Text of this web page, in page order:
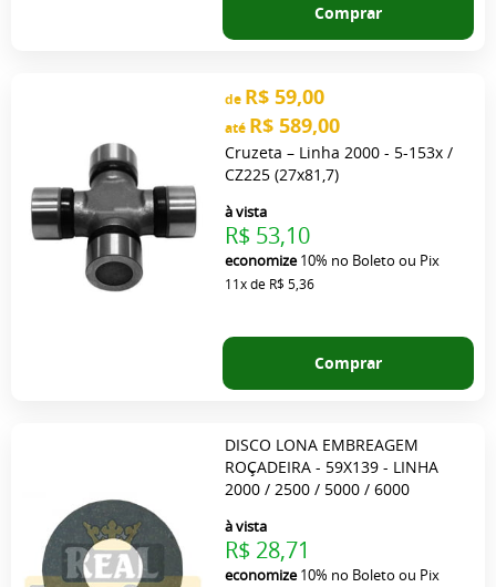
Comprar
Cruzeta – Linha 2000 - 5-153x /
CZ225 (27x81,7)
de R$ 59,00
até R$ 589,00
à vista
R$ 53,10
economize10% no Boleto ou Pix
11xde R$ 5,36
Comprar
DISCO LONA EMBREAGEM
ROÇADEIRA - 59X139 - LINHA
2000 / 2500 / 5000 / 6000
à vista
R$ 28,71
economize10% no Boleto ou Pix